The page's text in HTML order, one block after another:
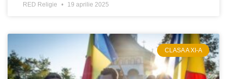
RED Religie 19 aprilie 2025
CLASA A XI-A